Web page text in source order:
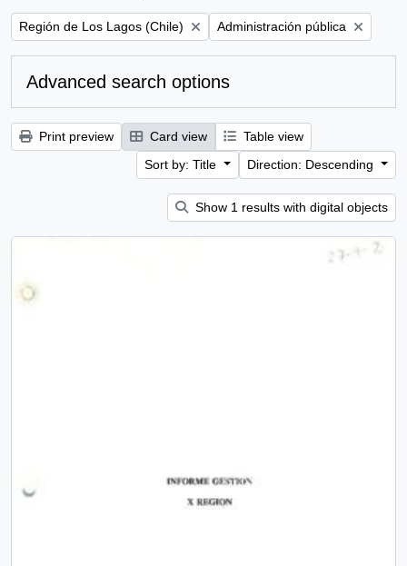
Remove filter:
Región de Los Lagos (Chile) Remove filter:
Administración pública
Advanced search options
Print preview Card view
Table view
Sort by: Title
Direction: Descending
Show 1 results with digital objects